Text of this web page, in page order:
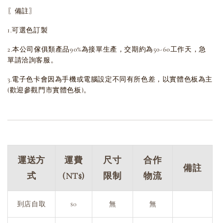
〖備註〗
1.可選色訂製
2.本公司傢俱類產品90%為接單生產，交期約為50-60工作天，急
單請洽詢客服。
3.電子色卡會因為手機或電腦設定不同有所色差，以實體色板為主
(歡迎參觀門市實體色板)。
運送方
式
運費
(NT$)
尺寸
限制
合作
物流
備註
到店自取 $0 無 無